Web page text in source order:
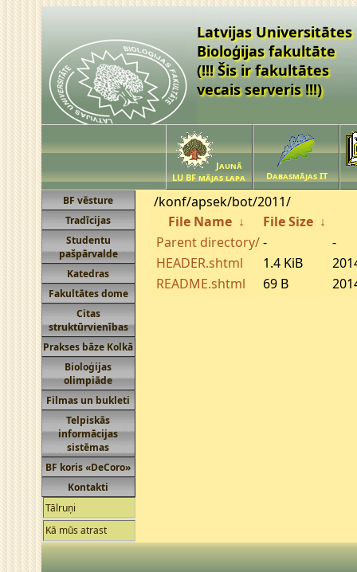
Latvijas Universitātes
Bioloģijas fakultāte
(!!! Šis ir fakultātes
vecais serveris !!!)
Jaunā
LU BF mājas lapa
Dabasmājas IT
/konf/apsek/bot/2011/
File Name ↓ File Size ↓
Parent directory/ -
-
HEADER.shtml
1.4 KiB
README.shtml
69 B
BF vēsture
Tradīcijas
Studentu
pašpārvalde
Katedras
Fakultātes dome
Citas
struktūrvienības
Prakses bāze Kolkā
Bioloģijas
olimpiāde
Filmas un bukleti
Telpiskās
informācijas
sistēmas
BF koris «DeCoro»
Kontakti
Tālruņi
Kā mūs atrast